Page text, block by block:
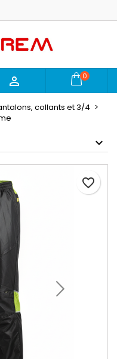
 0
collants et 3/4
favorite_border
×
×
une liste d'envies
×
ajouter des produits
Connexion